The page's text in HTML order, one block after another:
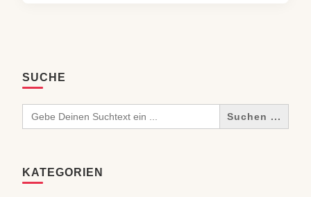
SUCHE
Search
for:
KATEGORIEN